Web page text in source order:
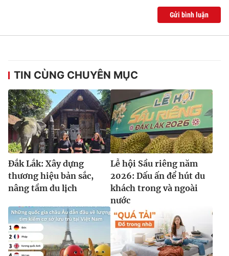
Gửi bình luận
TIN CÙNG CHUYÊN MỤC
Đắk Lắk: Xây dựng
thương hiệu bản sắc,
nâng tầm du lịch
Lễ hội Sầu riêng năm
2026: Dấu ấn để hút du
khách trong và ngoài
nước